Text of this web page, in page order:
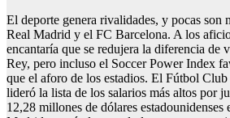
El deporte genera rivalidades, y pocas son
Real Madrid y el FC Barcelona. A los
encantaría que se redujera la diferencia de
Rey, pero incluso el Soccer Power Index
que el aforo de los estadios. El Fútbol
lideró la lista de los salarios más altos por
12,28 millones de dólares